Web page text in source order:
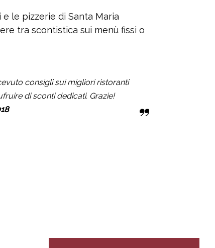
le pizzerie di Santa Maria
tra scontistica sui menù fissi o
consigli sui migliori ristoranti
di sconti dedicati. Grazie!